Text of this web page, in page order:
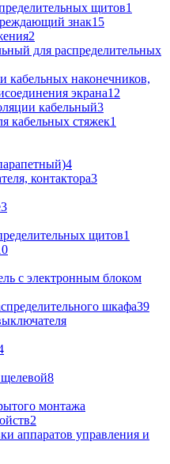
щитов1
знак15
2
для распределительных
кабельных наконечников,
экрана12
кабельный3
кабельных стяжек1
4
контактора3
3
щитов1
с электронным блоком
шкафа39
8
монтажа
2
аппаратов управления и